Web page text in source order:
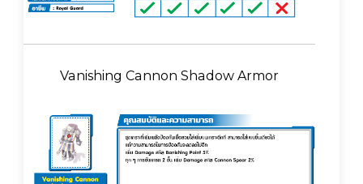
Vanishing Cannon Shadow Armor